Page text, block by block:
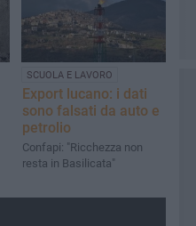
SCUOLA E LAVORO
Export lucano: i dati
sono falsati da auto e
petrolio
Confapi: "Ricchezza non
resta in Basilicata"